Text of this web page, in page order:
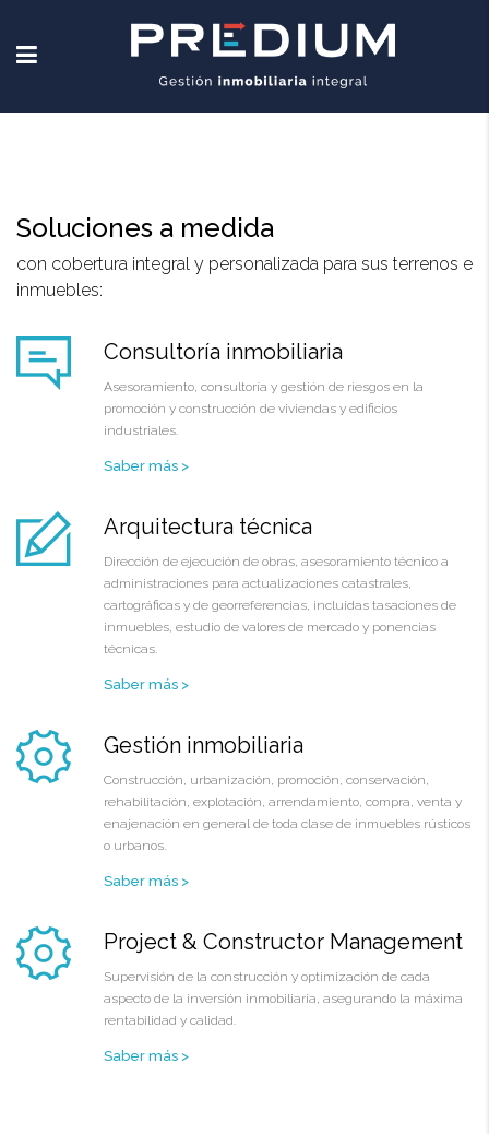
Soluciones a medida
con cobertura integral y personalizada para sus terrenos e
inmuebles:
Consultoría inmobiliaria
Asesoramiento, consultoría y gestión de riesgos en la
promoción y construcción de viviendas y edificios
industriales.
Saber más >
Arquitectura técnica
Dirección de ejecución de obras, asesoramiento técnico a
administraciones para actualizaciones catastrales,
cartográficas y de georreferencias, incluidas tasaciones de
inmuebles, estudio de valores de mercado y ponencias
técnicas.
Saber más >
Gestión inmobiliaria
Construcción, urbanización, promoción, conservación,
rehabilitación, explotación, arrendamiento, compra, venta y
enajenación en general de toda clase de inmuebles rústicos
o urbanos.
Saber más >
Project & Constructor Management
Supervisión de la construcción y optimización de cada
aspecto de la inversión inmobiliaria, asegurando la máxima
rentabilidad y calidad.
Saber más >